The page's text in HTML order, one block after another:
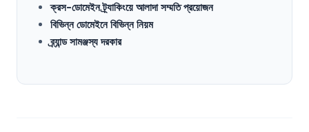
ক্রস-ডোমেইন ট্র্যাকিংয়ে আলাদা সম্মতি প্রয়োজন
বিভিন্ন ডোমেইনে বিভিন্ন নিয়ম
ব্র্যান্ড সামঞ্জস্য দরকার